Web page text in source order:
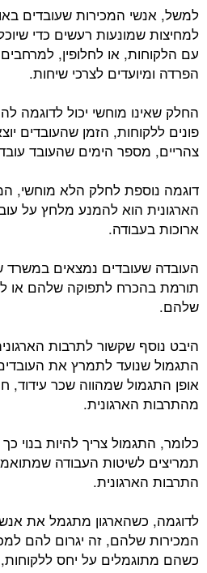
למשל, אנשי המכירות שעובדים
למחיצות שמונעות רעשים כדי
עם הלקוחות, או לחלופין,
הפרדה ומיועדים לצרכי שיחות.
החלק שאינו מוחשי יכול לדוגמה
פונים ללקוחות, הזמן שהעובדים
צהריים, מספר הימים שהעובד
דוגמה נוספת לחלק הלא מוחשי,
הארגונית הוא להמנע מלחץ על
ארוכות בעבודה.
העובדה שעובדים נמצאים במשרד
תורמת בהכרח לתפוקה שלהם או
שלהם.
היבט נוסף שקשור לתרבות
התגמול שנועד לתמרץ את העובדים
אופן התגמול שמהווה שכר עידוד,
מהתרבות הארגונית.
כלומר, התגמול צריך להיות בנוי כך
תמריצים לשיטות העבודה
התרבות הארגונית.
לדוגמה, כשהארגון מתגמל את
המכירות שלהם, זה יגרום להם
כשהם מתוגמלים על יחס ללקוחות,